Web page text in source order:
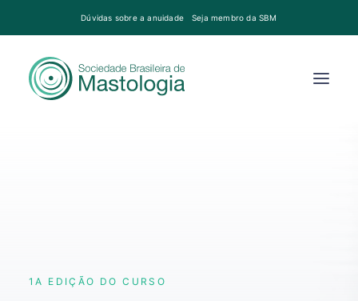
Dúvidas sobre a anuidade Seja membro da SBM
1A EDIÇÃO DO CURSO